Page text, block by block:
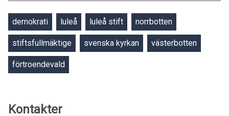
demokrati luleå luleå stift norrbotten
stiftsfullmäktige svenska kyrkan västerbotten
förtroendevald
Kontakter